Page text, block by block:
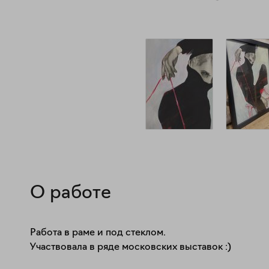
О работе
Работа в раме и под стеклом.
Участвовала в ряде московских выставок :)